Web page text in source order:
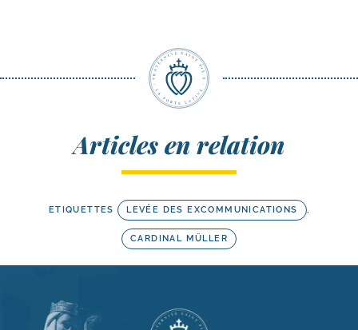
Articles en relation
ETIQUETTES LEVÉE DES EXCOMMUNICATIONS ,
CARDINAL MÜLLER